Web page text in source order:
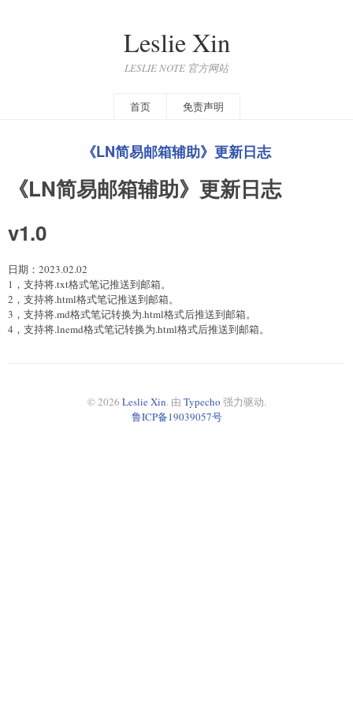
Leslie Xin
LESLIE NOTE 官方网站
首页 免责声明
《LN简易邮箱辅助》更新日志
《LN简易邮箱辅助》更新日志
v1.0
日期：2023.02.02
1，支持将.txt格式笔记推送到邮箱。
2，支持将.html格式笔记推送到邮箱。
3，支持将.md格式笔记转换为.html格式后推送到邮箱。
4，支持将.lnemd格式笔记转换为.html格式后推送到邮箱。
© 2026 Leslie Xin. 由 Typecho 强力驱动.
鲁ICP备19039057号